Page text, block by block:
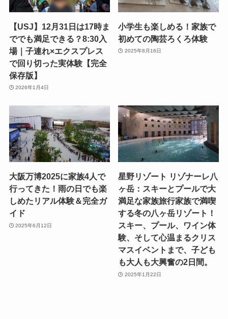
【USJ】12月31日は17時ま
ででも満足できる？8:30入
場｜子連れ×エクスプレス
で回り切った実体験【完全
保存版】
2026年1月4日
小学生も楽しめる！家族で
初めての陶芸ろくろ体験
2025年8月16日
大阪万博2025に家族4人で
行ってきた！雨の日でも楽
しめたリアル体験＆完全ガ
イド
2025年6月12日
星野リゾート リゾナーレ八
ヶ岳：スキーとプールで大
満足な家族旅行家族で満喫
する冬の八ヶ岳リゾート！
スキー、プール、ワイン体
験、そして心温まるクリス
マスイベントまで、子ども
も大人も大興奮の2日間。
2025年1月22日